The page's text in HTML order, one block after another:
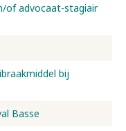
of advocaat-stagiair
bij
Basse